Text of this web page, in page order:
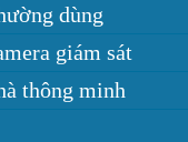
dùng
giám sát
thông minh